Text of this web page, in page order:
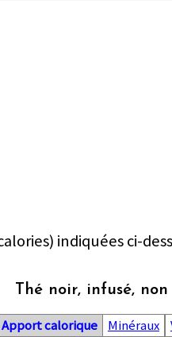
indiquées ci-
Thé noir, infusé,
Apport calorique Minéraux